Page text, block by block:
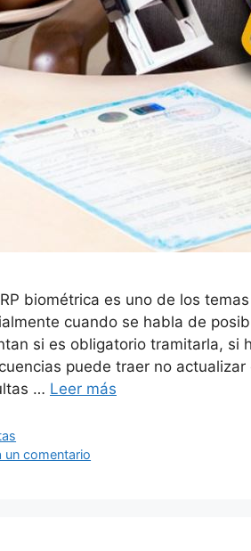
biométrica es uno de los
cuando se habla de
si es obligatorio tramitarla, si
puede traer no
… Leer más
un comentario